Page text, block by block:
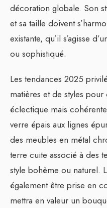
décoration globale. Son
et sa taille doivent
existante, qu’il s’agisse
ou sophistiqué.
Les tendances 2025
matières et de styles
éclectique mais
verre épais aux lignes
des meubles en métal
terre cuite associé à des
style bohème ou naturel.
également être prise en
mettra en valeur un